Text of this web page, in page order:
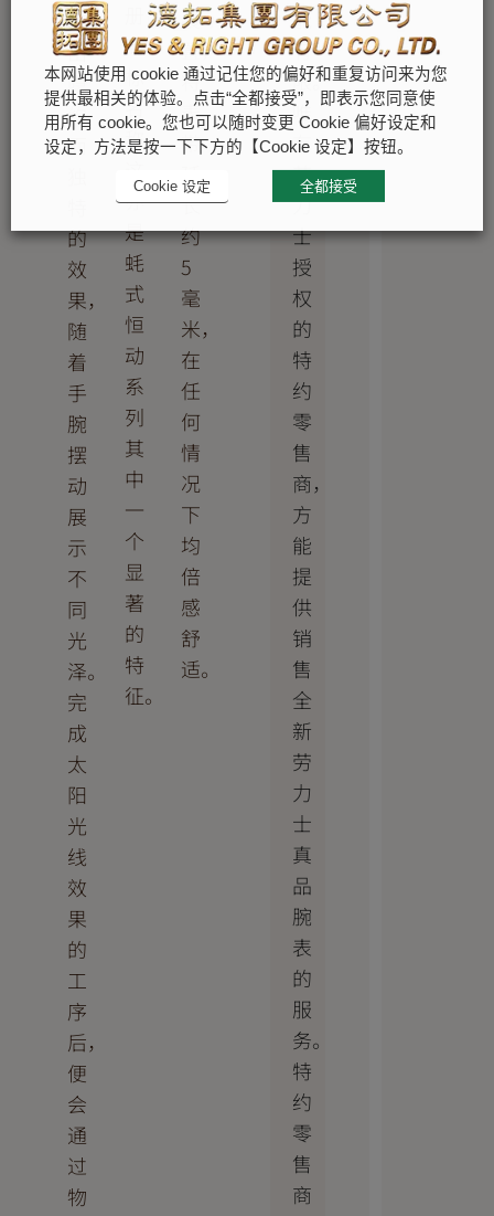
造
出
隐
约
而
的
效
果，
随
着
手
腕
摆
动
展
示
不
同
光
泽。
完
成
太
阳
光
线
效
果
的
工
序
后，
便
会
通
过
物
商
标
名
称。
亦
是
蚝
式
恒
动
系
列
其
中
一
个
显
著
的
特
征。
装
置，
将
表
带
延
长
约
5
毫
米，
在
任
何
情
况
下
均
倍
感
舒
适。
能
有
限。
唯
有
劳
力
士
授
权
的
特
约
零
售
商，
方
能
提
供
销
售
全
新
劳
力
士
真
品
腕
表
的
服
务。
特
约
零
售
商
本网站使用 cookie 通过记住您的偏好和重复访问来为您
提供最相关的体验。点击“全都接受”，即表示您同意使
用所有 cookie。您也可以随时变更 Cookie 偏好设定和
设定，方法是按一下下方的【Cookie 设定】按钮。
Cookie 设定 全都接受